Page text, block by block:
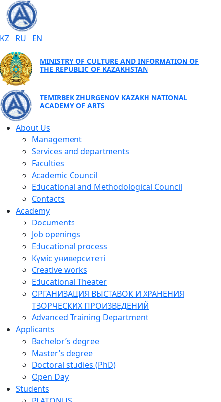
KZ RU EN
MINISTRY OF CULTURE AND INFORMATION OF
THE REPUBLIC OF KAZAKHSTAN
TEMIRBEK ZHURGENOV KAZAKH NATIONAL
ACADEMY OF ARTS
About Us
Management
Services and departments
Faculties
Academic Council
Educational and Methodological Council
Contacts
Academy
Documents
Job openings
Educational process
Күміс университеті
Creative works
Educational Theater
ОРГАНИЗАЦИЯ ВЫСТАВОК И ХРАНЕНИЯ
ТВОРЧЕСКИХ ПРОИЗВЕДЕНИЙ
Advanced Training Department
Applicants
Bachelor’s degree
Master’s degree
Doctoral studies (PhD)
Open Day
Students